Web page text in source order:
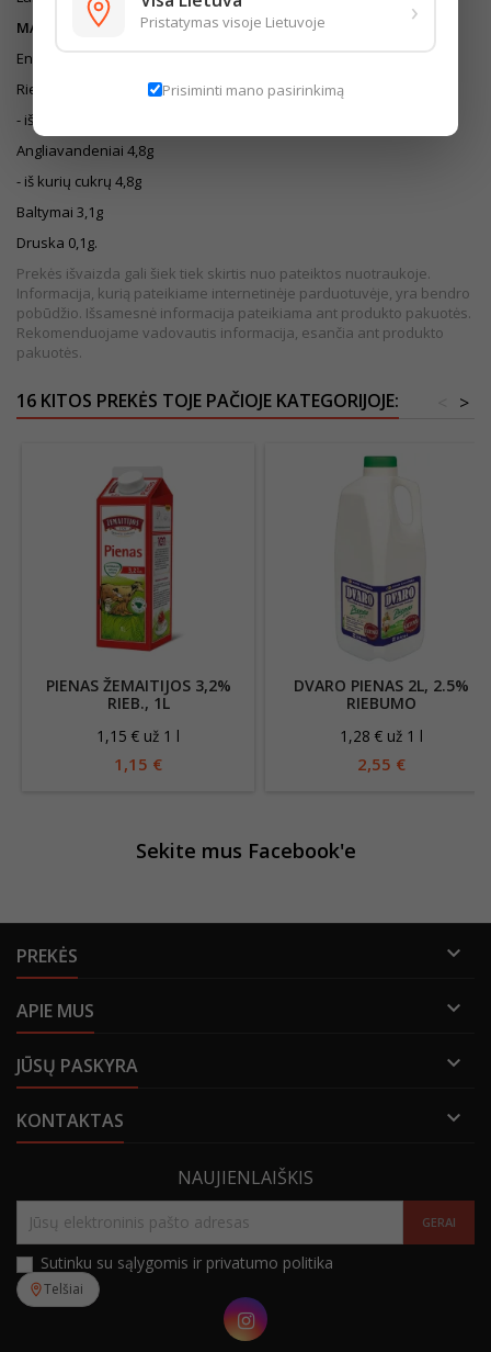
MAISTINĖ VERTĖ (100G/ML)
Energinė vertė 224kJ/54kcal
Riebalai 2,6g
- iš kurių sočiųjų riebalų rūgščių 1,5g
Angliavandeniai 4,8g
- iš kurių cukrų 4,8g
Baltymai 3,1g
Druska 0,1g.
Prekės išvaizda gali šiek tiek skirtis nuo pateiktos nuotraukoje.
Informacija, kurią pateikiame internetinėje parduotuvėje, yra bendro
pobūdžio. Išsamesnė informacija pateikiama ant produkto pakuotės.
Rekomenduojame vadovautis informacija, esančia ant produkto
pakuotės.
16 KITOS PREKĖS TOJE PAČIOJE KATEGORIJOJE: >
PIENAS ŽEMAITIJOS 3,2%
RIEB., 1L
1,15 € už 1 l
1,15 €
DVARO PIENAS 2L, 2.5%
RIEBUMO
1,28 € už 1 l
2,55 €
Sekite mus Facebook'e
PREKĖS 
APIE MUS 
JŪSŲ PASKYRA 
KONTAKTAS 
NAUJIENLAIŠKIS
Sutinku su sąlygomis ir privatumo politika
Instagram
Pristatymas visoje Lietuvoje ›
Prisiminti mano pasirinkimą
Telšiai